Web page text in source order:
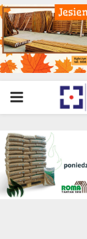
PRIMARY
MENU